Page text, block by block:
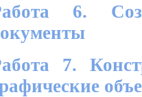
6.
7.